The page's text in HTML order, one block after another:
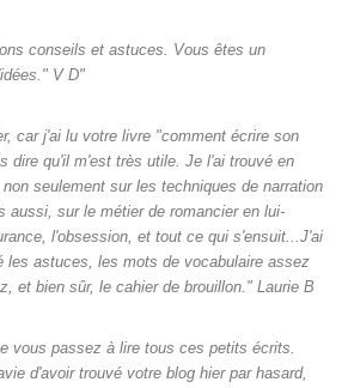
conseils et astuces. Vous êtes un
V D"
car j'ai lu votre livre "comment écrire son
dire qu'il m'est très utile. Je l'ai trouvé en
seulement sur les techniques de narration
aussi, sur le métier de romancier en lui-
l'obsession, et tout ce qui s'ensuit...J'ai
les astuces, les mots de vocabulaire assez
et bien sûr, le cahier de brouillon." Laurie B
vous passez à lire tous ces petits écrits.
d'avoir trouvé votre blog hier par hasard,